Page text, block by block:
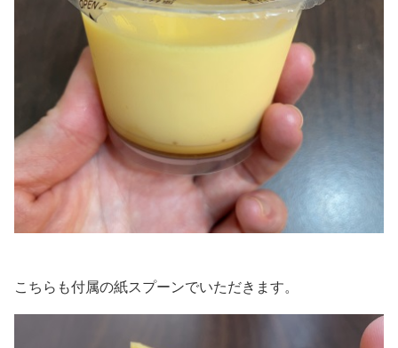
こちらも付属の紙スプーンでいただきます。